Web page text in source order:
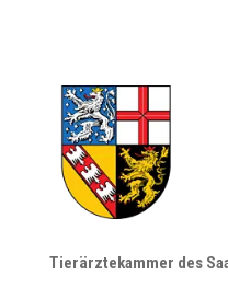
Tierärztekammer des